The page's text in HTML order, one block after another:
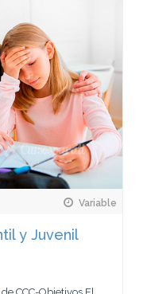
Variable
y Juvenil